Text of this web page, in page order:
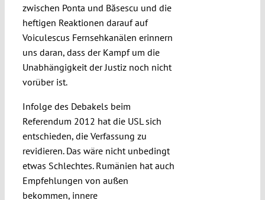
zwischen Ponta und Băsescu und die
heftigen Reaktionen darauf auf
Voiculescus Fernsehkanälen erinnern
uns daran, dass der Kampf um die
Unabhängigkeit der Justiz noch nicht
vorüber ist.
Infolge des Debakels beim
Referendum 2012 hat die USL sich
entschieden, die Verfassung zu
revidieren. Das wäre nicht unbedingt
etwas Schlechtes. Rumänien hat auch
Empfehlungen von außen
bekommen, innere